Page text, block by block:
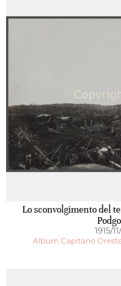
Lo sconvolgimento del
1915/
Album Capitano